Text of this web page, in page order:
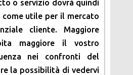
o servizio dovrà quindi
come utile per il mercato
cliente. Maggiore
maggiore il vostro
nei confronti del
la possibilità di vedervi